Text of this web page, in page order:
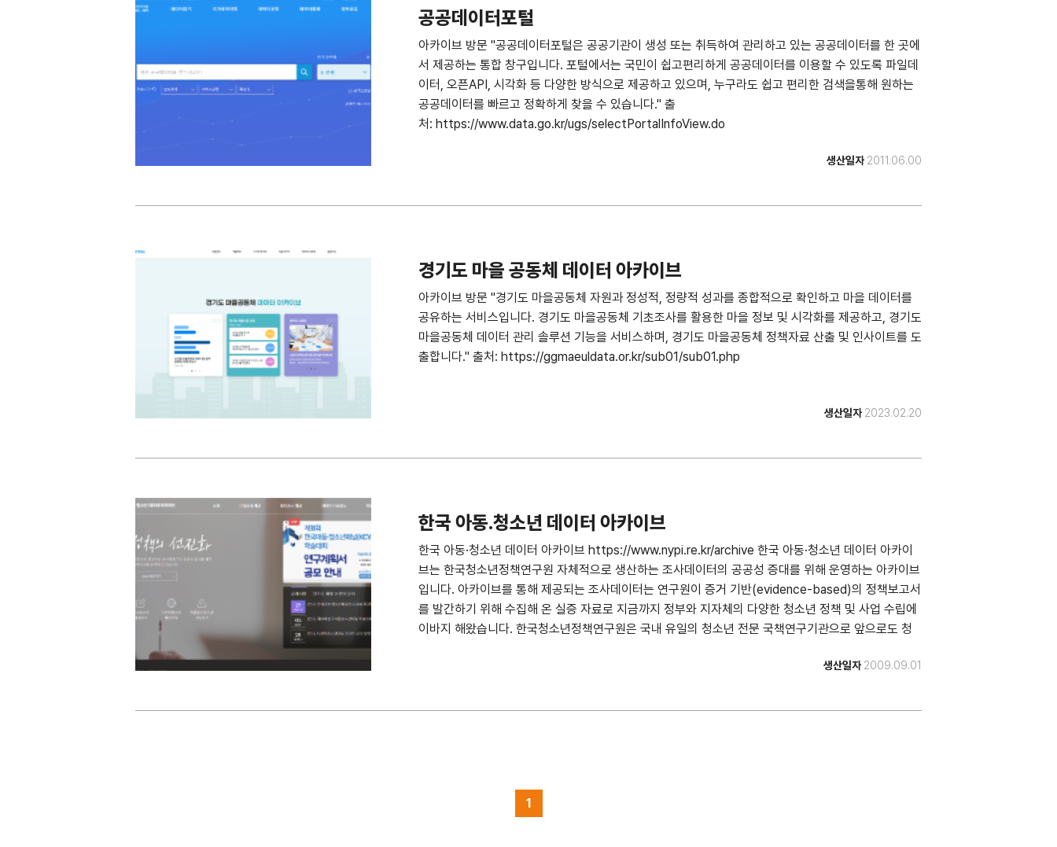
공공데이터포털
아카이브 방문 "공공데이터포털은 공공기관이 생성 또는 취득하여 관리하고 있는 공공데이터를 한 곳에
서 제공하는 통합 창구입니다. 포털에서는 국민이 쉽고편리하게 공공데이터를 이용할 수 있도록 파일데
이터, 오픈API, 시각화 등 다양한 방식으로 제공하고 있으며, 누구라도 쉽고 편리한 검색을통해 원하는
공공데이터를 빠르고 정확하게 찾을 수 있습니다." 출
처: https://www.data.go.kr/ugs/selectPortalInfoView.do
생산일자 2011.06.00
경기도 마을 공동체 데이터 아카이브
아카이브 방문 "경기도 마을공동체 자원과 정성적, 정량적 성과를 종합적으로 확인하고 마을 데이터를
공유하는 서비스입니다. 경기도 마을공동체 기초조사를 활용한 마을 정보 및 시각화를 제공하고, 경기도
마을공동체 데이터 관리 솔루션 기능을 서비스하며, 경기도 마을공동체 정책자료 산출 및 인사이트를 도
출합니다." 출처: https://ggmaeuldata.or.kr/sub01/sub01.php
생산일자 2023.02.20
한국 아동.청소년 데이터 아카이브
한국 아동·청소년 데이터 아카이브 https://www.nypi.re.kr/archive 한국 아동·청소년 데이터 아카이
브는 한국청소년정책연구원 자체적으로 생산하는 조사데이터의 공공성 증대를 위해 운영하는 아카이브
입니다. 아카이브를 통해 제공되는 조사데이터는 연구원이 증거 기반(evidence-based)의 정책보고서
를 발간하기 위해 수집해 온 실증 자료로 지금까지 정부와 지자체의 다양한 청소년 정책 및 사업 수립에
이바지 해왔습니다. 한국청소년정책연구원은 국내 유일의 청소년 전문 국책연구기관으로 앞으로도 청
생산일자 2009.09.01
1